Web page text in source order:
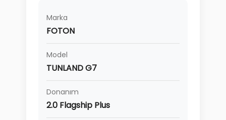
Marka
FOTON
Model
TUNLAND G7
Donanım
2.0 Flagship Plus